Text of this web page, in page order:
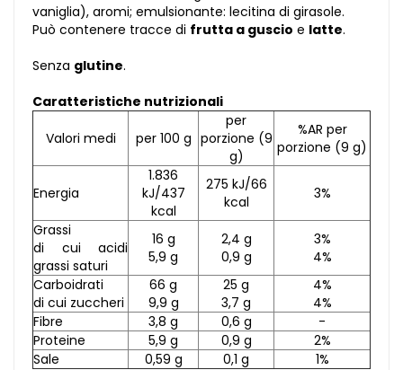
vaniglia), aromi; emulsionante: lecitina di girasole.
Può contenere tracce di frutta a guscio e latte.
Senza glutine.
Caratteristiche nutrizionali
Valori medi per 100 g
per
porzione (9
g)
%AR per
porzione (9 g)
Energia
1.836
kJ/437
kcal
275 kJ/66
kcal
3%
Grassi
di cui acidi
grassi saturi
16 g
5,9 g
2,4 g
0,9 g
3%
4%
Carboidrati
di cui zuccheri
66 g
9,9 g
25 g
3,7 g
4%
4%
Fibre
3,8 g 0,6 g
-
Proteine
5,9 g 0,9 g
2%
Sale
0,59 g 0,1 g 1%